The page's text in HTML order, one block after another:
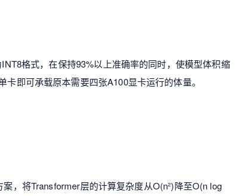
格式，在保持93%以上准确率的同时，使模型体积缩
即可承载原本需要四张A100显卡运行的体量。
，将Transformer层的计算复杂度从O(n²)降至O(n log